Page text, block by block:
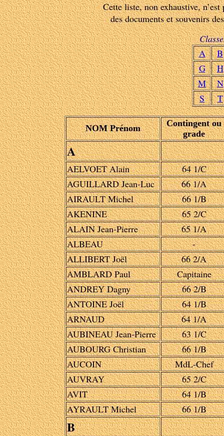
Cette liste, non exhaustive,
des documents et souvenirs
A
B
G
H
M
N
S
T
NOM Prénom
Contingent ou
grade
A
AELVOET Alain
64 1/C
AGUILLARD Jean-Luc
66 1/A
AIRAULT Michel
66 1/B
AKENINE
65 2/C
ALAIN Jean-Pierre
65 1/A
ALBEAU
-
ALLIBERT Joël
66 2/A
AMBLARD Paul
Capitaine
ANDREY Dagny
66 2/B
ANTOINE Joël
64 1/B
ARNAUD
64 1/A
AUBINEAU Jean-Pierre
63 1/C
AUBOURG Christian
66 1/B
AUCOIN
MdL-Chef
AUVRAY
65 2/C
AVIT
64 1/B
AYRAULT Michel
66 1/B
B